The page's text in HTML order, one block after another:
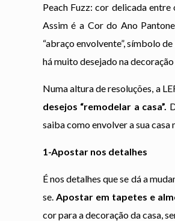
Peach Fuzz: cor delicada
Assim é a Cor do Ano
“abraço envolvente”, símbolo
há muito desejado na decoração
Numa altura de resoluções, a
desejos “remodelar a casa”.
saiba como envolver a sua
1-Apostar nos detalhes
É nos detalhes que se dá a
se. Apostar em tapetes e
cor para a decoração da casa,